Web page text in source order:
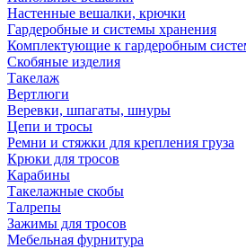
Настенные вешалки, крючки
Гардеробные и системы хранения
Комплектующие к гардеробным
Скобяные изделия
Такелаж
Вертлюги
Веревки, шпагаты, шнуры
Цепи и тросы
Ремни и стяжки для крепления груза
Крюки для тросов
Карабины
Такелажные скобы
Талрепы
Зажимы для тросов
Мебельная фурнитура